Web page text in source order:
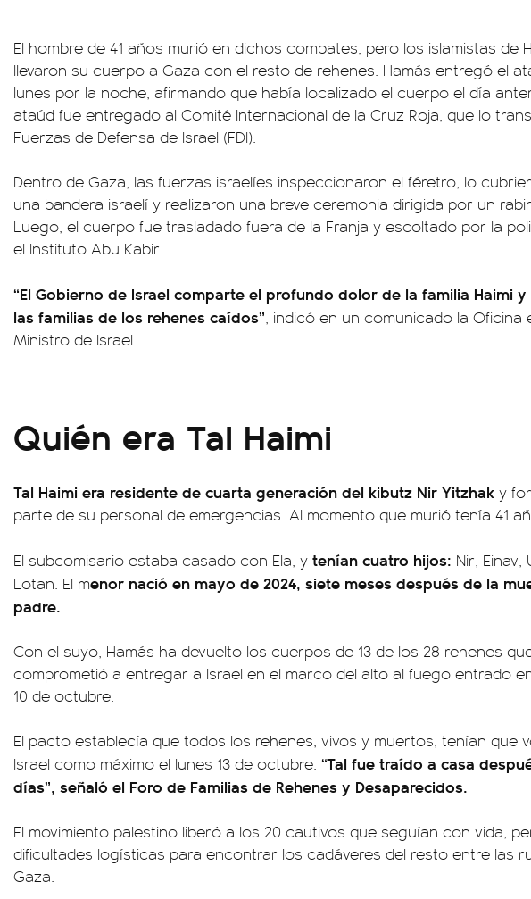
El hombre de 41 años murió en dichos combates, pero los islamistas de
llevaron su cuerpo a Gaza con el resto de rehenes. Hamás entregó el
lunes por la noche, afirmando que había localizado el cuerpo el día
ataúd fue entregado al Comité Internacional de la Cruz Roja, que lo
Fuerzas de Defensa de Israel (FDI).
Dentro de Gaza, las fuerzas israelíes inspeccionaron el féretro, lo
una bandera israelí y realizaron una breve ceremonia dirigida por un
Luego, el cuerpo fue trasladado fuera de la Franja y escoltado por la
el Instituto Abu Kabir.
“El Gobierno de Israel comparte el profundo dolor de la familia Haimi
las familias de los rehenes caídos”, indicó en un comunicado la Oficina
Ministro de Israel.
Quién era Tal Haimi
Tal Haimi era residente de cuarta generación del kibutz Nir Yitzhak y
parte de su personal de emergencias. Al momento que murió tenía 41
El subcomisario estaba casado con Ela, y tenían cuatro hijos: Nir, Einav,
Lotan. El menor nació en mayo de 2024, siete meses después de la
padre.
Con el suyo, Hamás ha devuelto los cuerpos de 13 de los 28 rehenes
comprometió a entregar a Israel en el marco del alto al fuego entrado
10 de octubre.
El pacto establecía que todos los rehenes, vivos y muertos, tenían que
Israel como máximo el lunes 13 de octubre. “Tal fue traído a casa
días”, señaló el Foro de Familias de Rehenes y Desaparecidos.
El movimiento palestino liberó a los 20 cautivos que seguían con vida,
dificultades logísticas para encontrar los cadáveres del resto entre las
Gaza.